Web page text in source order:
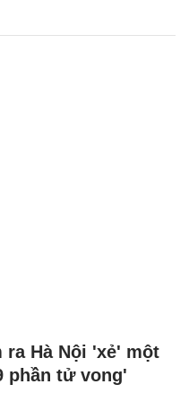
Hà Nội 'xẻ' một
phần tử vong'